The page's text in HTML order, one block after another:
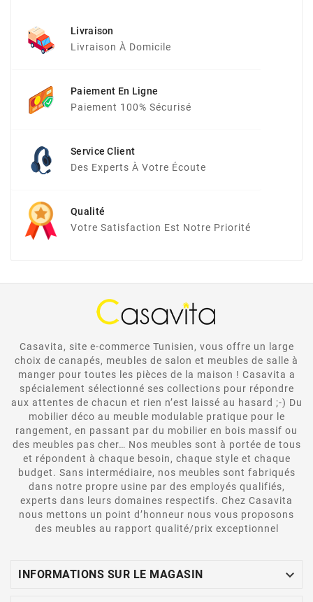
Livraison
Livraison À Domicile
Paiement En Ligne
Paiement 100% Sécurisé
Service Client
Des Experts À Votre Écoute
Qualité
Votre Satisfaction Est Notre Priorité
Casavita, site e-commerce Tunisien, vous offre un large
choix de canapés, meubles de salon et meubles de salle à
manger pour toutes les pièces de la maison ! Casavita a
spécialement sélectionné ses collections pour répondre
aux attentes de chacun et rien n’est laissé au hasard ;-) Du
mobilier déco au meuble modulable pratique pour le
rangement, en passant par du mobilier en bois massif ou
des meubles pas cher… Nos meubles sont à portée de tous
et répondent à chaque besoin, chaque style et chaque
budget. Sans intermédiaire, nos meubles sont fabriqués
dans notre propre usine par des employés qualifiés,
experts dans leurs domaines respectifs. Chez Casavita
nous mettons un point d’honneur nous vous proposons
des meubles au rapport qualité/prix exceptionnel
INFORMATIONS SUR LE MAGASIN 